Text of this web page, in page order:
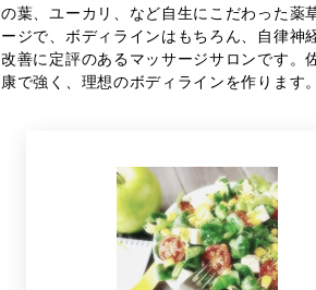
の葉、ユーカリ、など自生にこだわった薬
ージで、ボディラインはもちろん、自律神
改善に定評のあるマッサージサロンです。
康で強く、理想のボディラインを作ります。